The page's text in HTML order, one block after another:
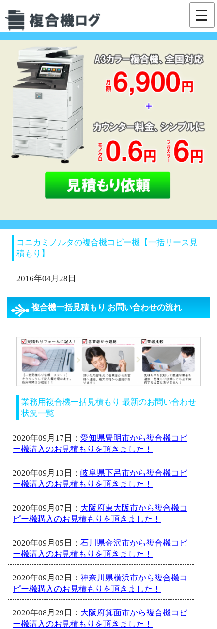
コニカミノルタの複合機コピー機【一括リース見
積もり】
2016年04月28日
複合機一括見積もり お問い合わせの流れ
業務用複合機一括見積もり 最新のお問い合わせ
状況一覧
2020年09月17日： 愛知県豊明市から複合機コピ
ー機購入のお見積もりを頂きました！
2020年09月13日： 岐阜県下呂市から複合機コピ
ー機購入のお見積もりを頂きました！
2020年09月07日： 大阪府東大阪市から複合機コ
ピー機購入のお見積もりを頂きました！
2020年09月05日： 石川県金沢市から複合機コピ
ー機購入のお見積もりを頂きました！
2020年09月02日： 神奈川県横浜市から複合機コ
ピー機購入のお見積もりを頂きました！
2020年08月29日： 大阪府箕面市から複合機コピ
ー機購入のお見積もりを頂きました！